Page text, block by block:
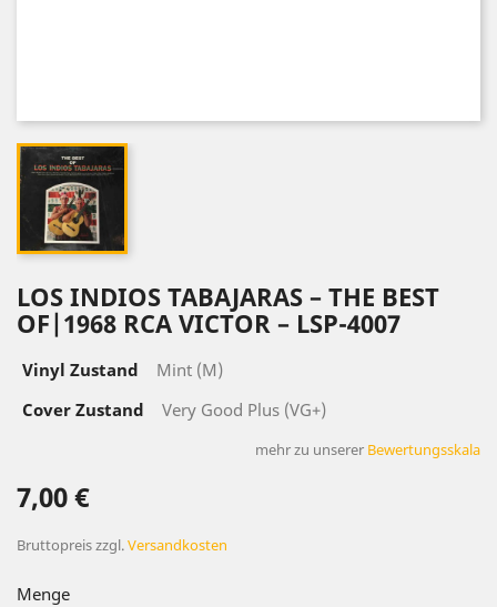
LOS INDIOS TABAJARAS ‎– THE BEST
OF|1968 RCA VICTOR ‎– LSP-4007
Vinyl Zustand
Mint (M)
Cover Zustand
Very Good Plus (VG+)
mehr zu unserer Bewertungsskala
7,00 €
Bruttopreiszzgl.Versandkosten
Menge